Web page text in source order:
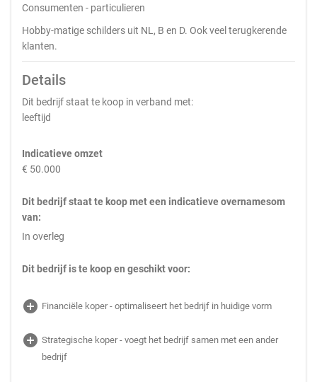
Consumenten - particulieren
Hobby-matige schilders uit NL, B en D. Ook veel terugkerende
klanten.
Details
Dit bedrijf staat te koop in verband met:
leeftijd
Indicatieve omzet
€ 50.000
Dit bedrijf staat te koop met een indicatieve overnamesom
van:
In overleg
Dit bedrijf is te koop en geschikt voor:
add_circle Financiële koper - optimaliseert het bedrijf in huidige vorm
add_circle Strategische koper - voegt het bedrijf samen met een ander
bedrijf